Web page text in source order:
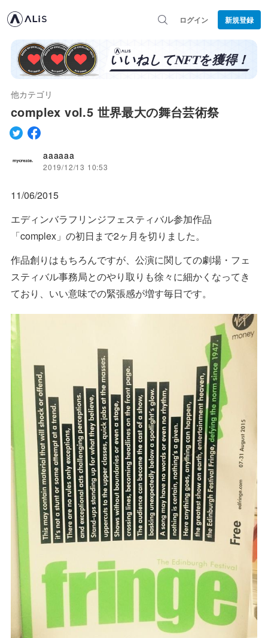
ログイン 新規登録
他カテゴリ
complex vol.5 世界最大の舞台芸術祭
aaaaaa
2019/12/13 10:53
11/06/2015
エディンバラフリンジフェスティバル参加作品
「complex」の初日まで2ヶ月を切りました。
作品創りはもちろんですが、公演に関しての劇場・フェ
スティバル事務局とのやり取りも徐々に細かくなってき
ており、いい意味での緊張感が増す毎日です。